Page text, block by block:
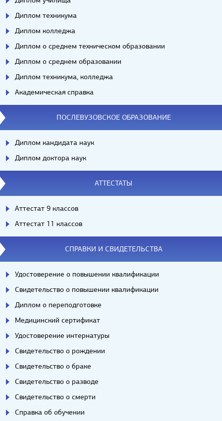
Диплом техникума
Диплом колледжа
Диплом о среднем техническом образовании
Диплом о среднем образовании
Диплом техникума, колледжа
Академическая справка
ПОСЛЕВУЗОВСКОЕ ОБРАЗОВАНИЕ
Диплом кандидата наук
Диплом доктора наук
АТТЕСТАТЫ
Аттестат 9 классов
Аттестат 11 классов
СПРАВКИ И СВИДЕТЕЛЬСТВА
Удостоверение о повышении квалификации
Свидетельство о повышении квалификации
Диплом о переподготовке
Медицинский сертификат
Удостоверение интернатуры
Свидетельство о рождении
Свидетельство о браке
Свидетельство о разводе
Свидетельство о смерти
Справка об обучении